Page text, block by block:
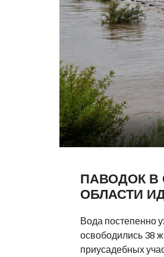
ПАВОДОК В
ОБЛАСТИ
Вода постепенно
освободились 38
приусадебных